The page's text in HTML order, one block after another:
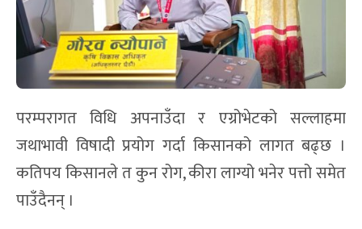
परम्परागत विधि अपनाउँदा र एग्रोभेटको सल्लाहमा
जथाभावी विषादी प्रयोग गर्दा किसानको लागत बढ्छ ।
कतिपय किसानले त कुन रोग, कीरा लाग्यो भनेर पत्तो समेत
पाउँदैनन् ।